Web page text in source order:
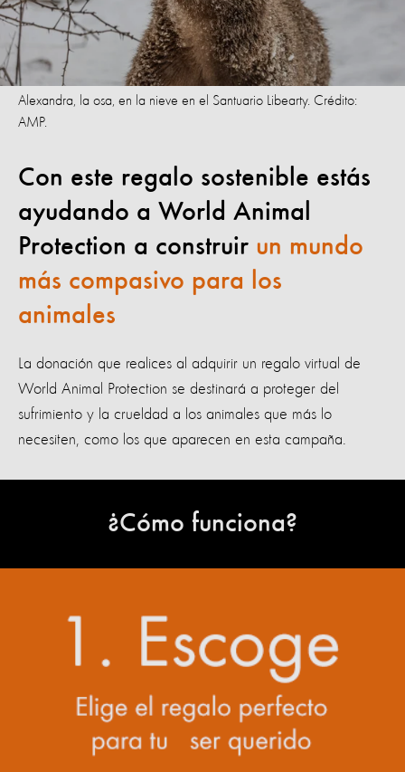
Alexandra, la osa, en la nieve en el Santuario Libearty. Crédito:
AMP.
Con este regalo sostenible estás
ayudando a World Animal
Protection a construir un mundo
más compasivo para los
animales
La donación que realices al adquirir un regalo virtual de
World Animal Protection se destinará a proteger del
sufrimiento y la crueldad a los animales que más lo
necesiten, como los que aparecen en esta campaña.
¿Cómo funciona?